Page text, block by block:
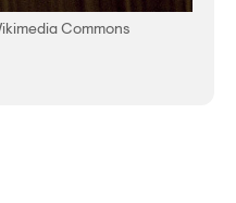
Commons